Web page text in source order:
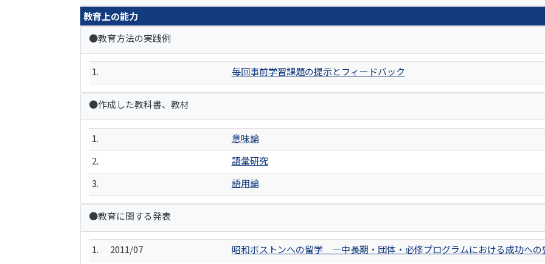
教育上の能力
●教育方法の実践例
1. 毎回事前学習課題の提示とフィードバック
●作成した教科書、教材
1.
意味論
2.
語彙研究
3.
語用論
●教育に関する発表
1. 2011/07 昭和ボストンへの留学 ―中長期・団体・必修プログラムにおける成功への